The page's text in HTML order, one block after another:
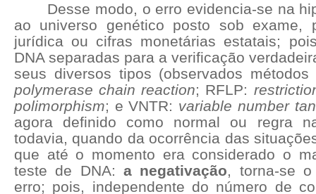
Desse modo, o erro evidencia-se na
ao universo genético posto sob exame,
jurídica ou cifras monetárias estatais;
DNA separadas para a verificação
seus diversos tipos (observados métodos
polymerase chain reaction; RFLP:
polimorphism; e VNTR: variable number
agora definido como normal ou regra
todavia, quando da ocorrência das
que até o momento era considerado o
teste de DNA: a negativação, torna-se
erro; pois, independente do número de